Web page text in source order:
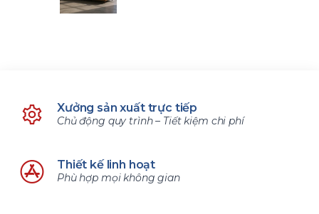
Xưởng sản xuất trực tiếp
Chủ động quy trình – Tiết kiệm chi phí
Thiết kế linh hoạt
Phù hợp mọi không gian